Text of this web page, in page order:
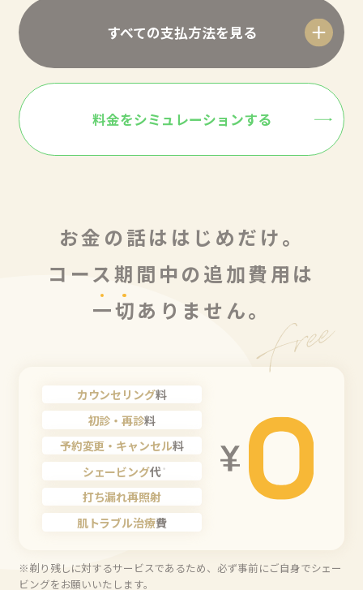
すべての支払方法を見る
料金をシミュレーションする
お金の話ははじめだけ。
コース期間中の追加費用は
一切ありません。
カウンセリング料
初診・再診料
予約変更・キャンセル料
シェービング代 ※
打ち漏れ再照射
肌トラブル治療費
※剃り残しに対するサービスであるため、必ず事前にご自身でシェー
ビングをお願いいたします。